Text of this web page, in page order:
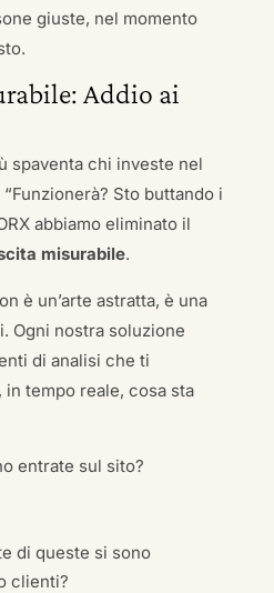
giuste, nel momento
Addio ai
spaventa chi investe nel
Sto buttando i
abbiamo eliminato il
misurabile.
è un’arte astratta, è una
Ogni nostra soluzione
di analisi che ti
tempo reale, cosa sta
entrate sul sito?
di queste si sono
clienti?